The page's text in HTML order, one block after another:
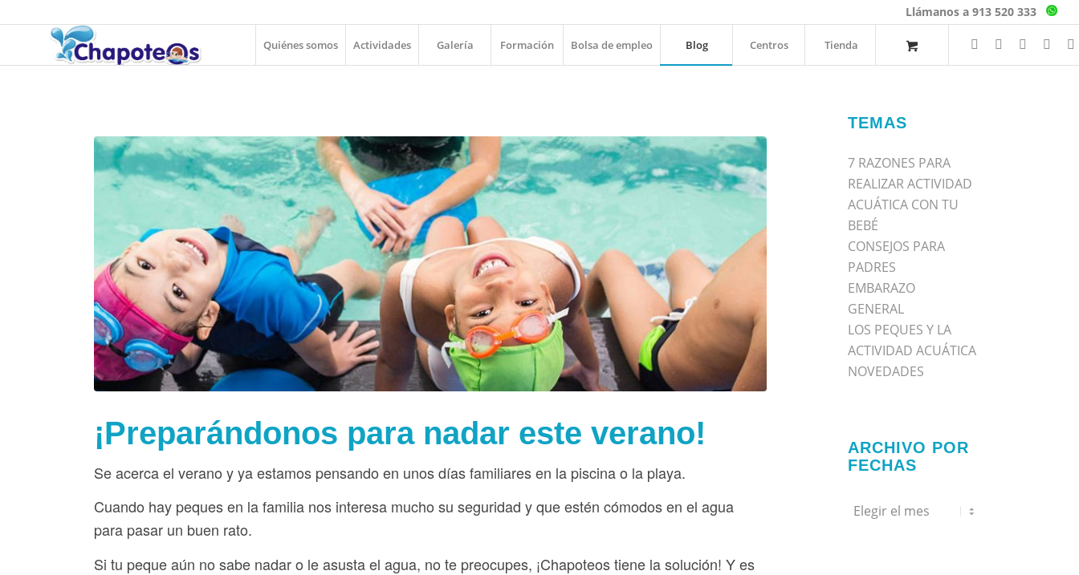
Llámanos a 913 520 333
Quiénes somos Actividades Galería Formación Bolsa de empleo Blog Centros Tienda
¡Preparándonos para nadar este verano!
Se acerca el verano y ya estamos pensando en unos días familiares en la piscina o la playa.
Cuando hay peques en la familia nos interesa mucho su seguridad y que estén cómodos en el agua
para pasar un buen rato.
Si tu peque aún no sabe nadar o le asusta el agua, no te preocupes, ¡Chapoteos tiene la solución! Y es
TEMAS
7 RAZONES PARA
REALIZAR ACTIVIDAD
ACUÁTICA CON TU
BEBÉ
CONSEJOS PARA
PADRES
EMBARAZO
GENERAL
LOS PEQUES Y LA
ACTIVIDAD ACUÁTICA
NOVEDADES
ARCHIVO POR
FECHAS